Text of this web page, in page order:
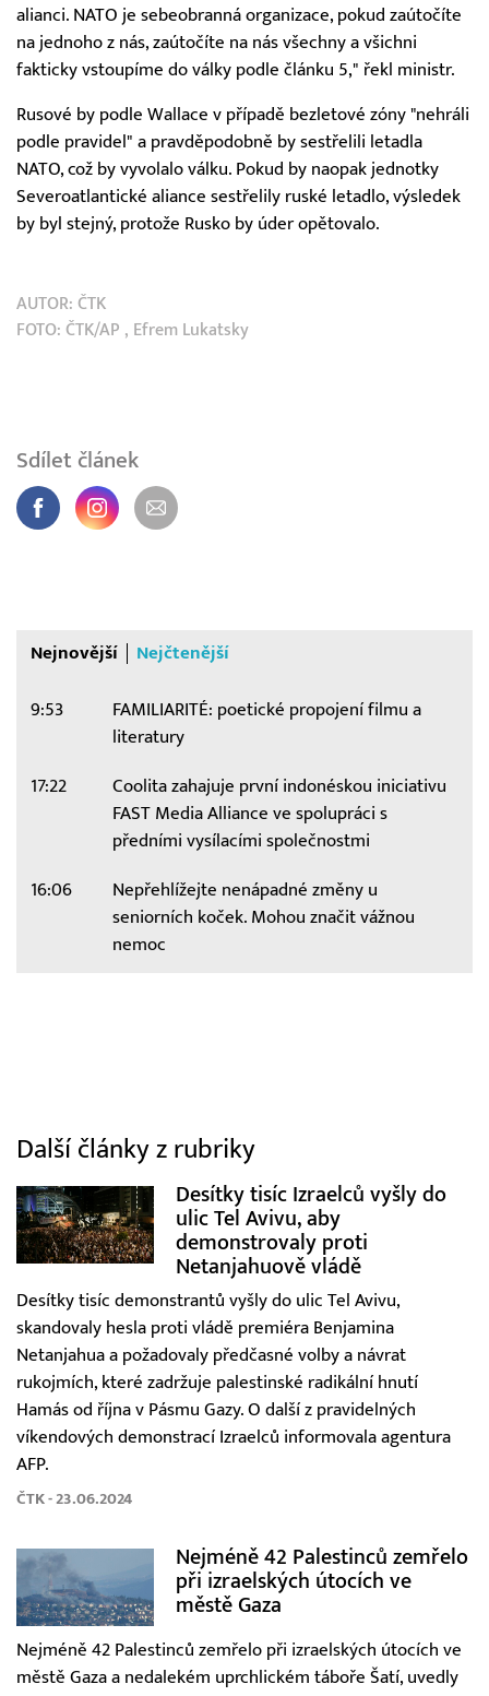
alianci. NATO je sebeobranná organizace, pokud zaútočíte
na jednoho z nás, zaútočíte na nás všechny a všichni
fakticky vstoupíme do války podle článku 5," řekl ministr.
Rusové by podle Wallace v případě bezletové zóny "nehráli
podle pravidel" a pravděpodobně by sestřelili letadla
NATO, což by vyvolalo válku. Pokud by naopak jednotky
Severoatlantické aliance sestřelily ruské letadlo, výsledek
by byl stejný, protože Rusko by úder opětovalo.
AUTOR: ČTK
FOTO: ČTK/AP , Efrem Lukatsky
Sdílet článek
Nejnovější Nejčtenější
9:53
FAMILIARITÉ: poetické propojení filmu a
literatury
17:22
Coolita zahajuje první indonéskou iniciativu
FAST Media Alliance ve spolupráci s
předními vysílacími společnostmi
16:06
Nepřehlížejte nenápadné změny u
seniorních koček. Mohou značit vážnou
nemoc
Další články z rubriky
Desítky tisíc Izraelců vyšly do
ulic Tel Avivu, aby
demonstrovaly proti
Netanjahuově vládě
Desítky tisíc demonstrantů vyšly do ulic Tel Avivu,
skandovaly hesla proti vládě premiéra Benjamina
Netanjahua a požadovaly předčasné volby a návrat
rukojmích, které zadržuje palestinské radikální hnutí
Hamás od října v Pásmu Gazy. O další z pravidelných
víkendových demonstrací Izraelců informovala agentura
AFP.
ČTK - 23.06.2024
Nejméně 42 Palestinců zemřelo
při izraelských útocích ve
městě Gaza
Nejméně 42 Palestinců zemřelo při izraelských útocích ve
městě Gaza a nedalekém uprchlickém táboře Šatí, uvedly